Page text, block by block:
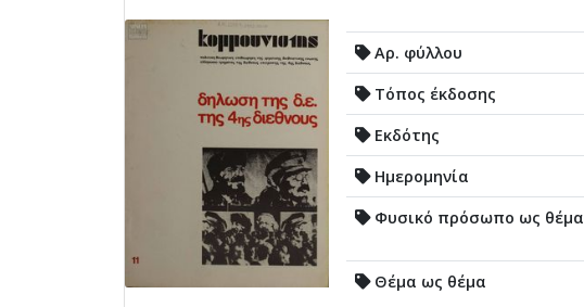
Αρ. φύλλου
Τόπος έκδοσης
Εκδότης
Ημερομηνία
Φυσικό πρόσωπο ως θέμα
Θέμα ως θέμα